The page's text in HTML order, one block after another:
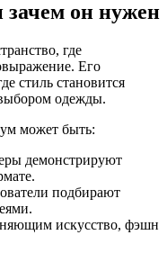
зачем он нужен
где
Его
стиль становится
одежды.
может быть:
демонстрируют
подбирают
искусство, фэшн